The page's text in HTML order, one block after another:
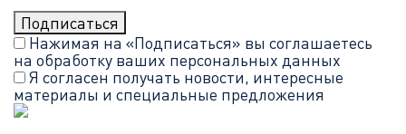
Нажимая на «Подписаться» вы соглашаетесь
на обработку ваших персональных данных
Я согласен получать новости, интересные
материалы и специальные предложения